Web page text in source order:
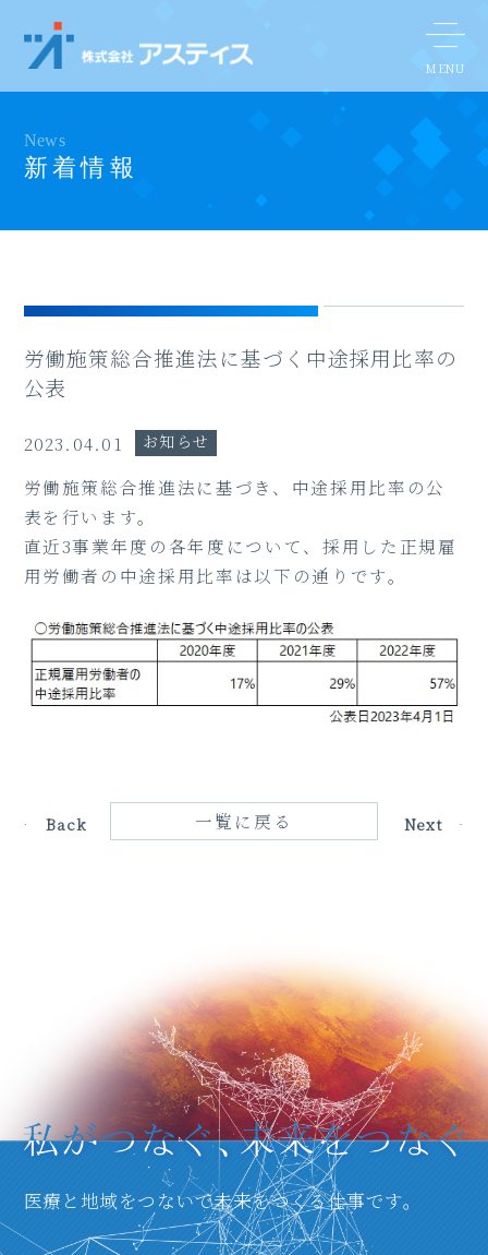
News
新着情報
労働施策総合推進法に基づく中途採用比率の
公表
2023.04.01 お知らせ
労働施策総合推進法に基づき、中途採用比率の公
表を行います。
直近3事業年度の各年度について、採用した正規雇
用労働者の中途採用比率は以下の通りです。
Back Next
一覧に戻る
医療と地域をつないで未来をつくる仕事です。